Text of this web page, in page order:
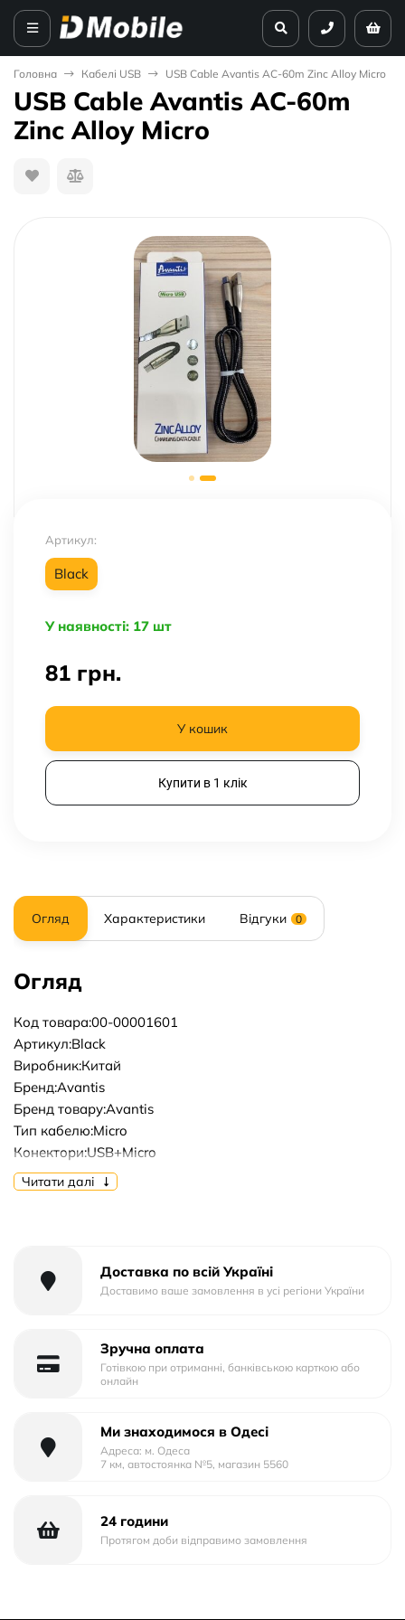
Головна Кабелі USB USB Cable Avantis AC-60m Zinc Alloy Micro
USB Cable Avantis AC-60m
Zinc Alloy Micro
Артикул:
Black
У наявності: 17 шт
81 грн.
У кошик
Купити в 1 клік
Огляд Характеристики Відгуки 0
Огляд
Код товара:00-00001601
Артикул:Black
Виробник:Китай
Бренд:Avantis
Бренд товару:Avantis
Тип кабелю:Micro
Конектори:USB+Micro
Довжина кабелю, м:1m
Читати далі
Доставка по всій Україні
Доставимо ваше замовлення в усі регіони України
Зручна оплата
Готівкою при отриманні, банківською карткою або
онлайн
Ми знаходимося в Одесі
Адреса: м. Одеса
7 км, автостоянка №5, магазин 5560
24 години
Протягом доби відправимо замовлення